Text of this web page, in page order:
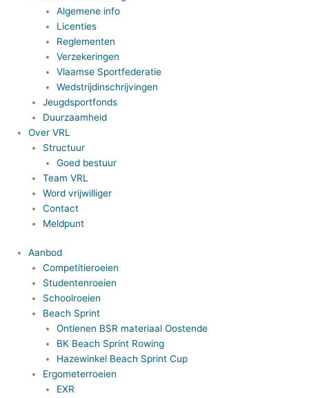
Algemene info
Licenties
Reglementen
Verzekeringen
Vlaamse Sportfederatie
Wedstrijdinschrijvingen
Jeugdsportfonds
Duurzaamheid
Over VRL
Structuur
Goed bestuur
Team VRL
Word vrijwilliger
Contact
Meldpunt
Aanbod
Competitieroeien
Studentenroeien
Schoolroeien
Beach Sprint
Ontlenen BSR materiaal Oostende
BK Beach Sprint Rowing
Hazewinkel Beach Sprint Cup
Ergometerroeien
EXR